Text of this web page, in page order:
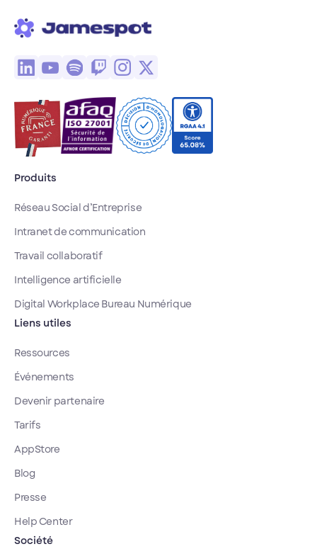
partiels ne suffisent
une plateforme
collaborative peut
surcharge tout en
sécurisant les
échanges.
Produits
Réseau Social d’Entreprise
Intranet de communication
Travail collaboratif
Intelligence artificielle
Digital Workplace Bureau Numérique
Liens utiles
Ressources
Événements
Devenir partenaire
Tarifs
AppStore
Blog
Presse
Help Center
Société